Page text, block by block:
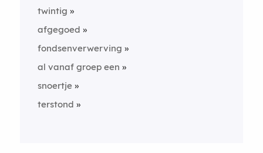
twintig
afgegoed
fondsenverwerving
al vanaf groep een
snoertje
terstond